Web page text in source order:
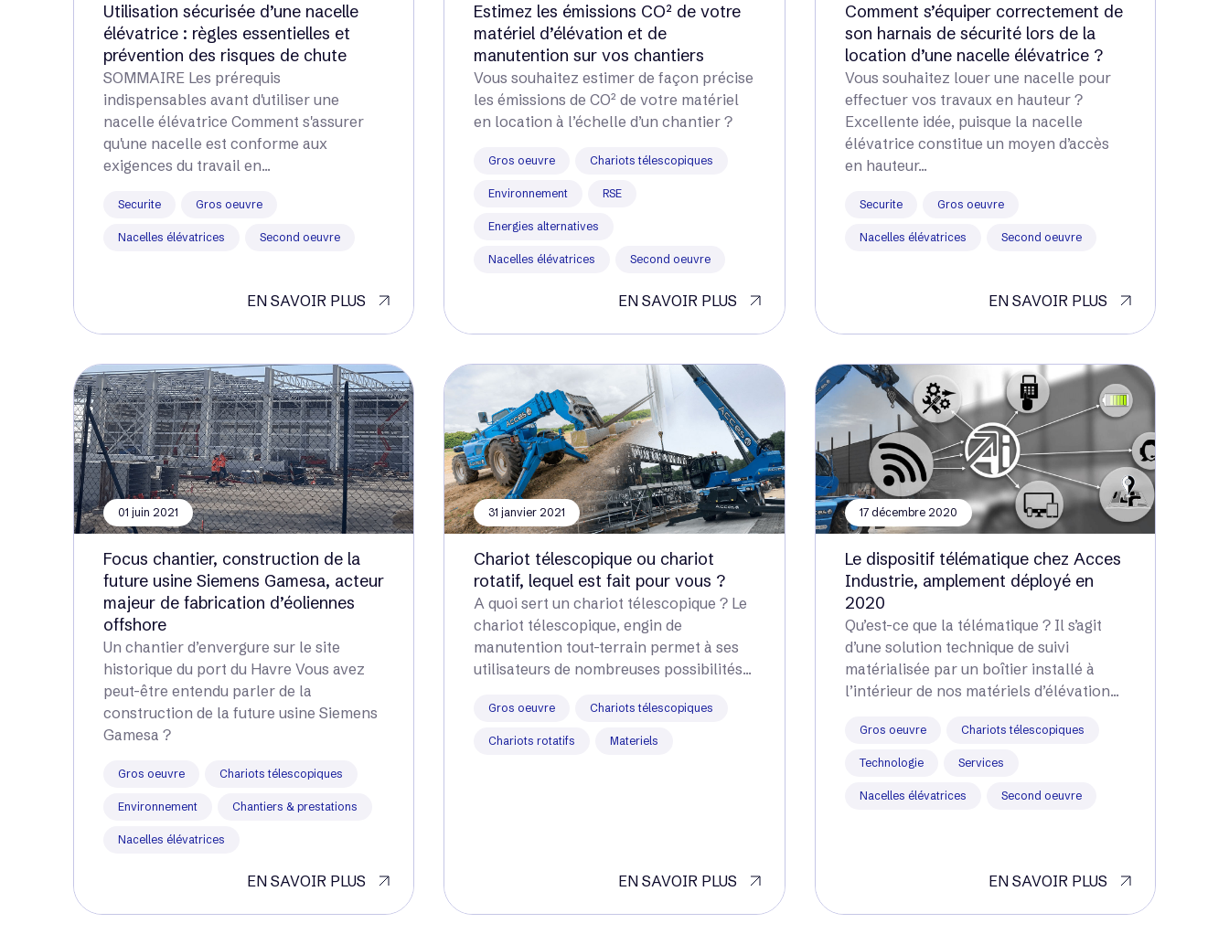
Utilisation sécurisée d’une nacelle
élévatrice : règles essentielles et
prévention des risques de chute
SOMMAIRE Les prérequis
indispensables avant d'utiliser une
nacelle élévatrice Comment s'assurer
qu'une nacelle est conforme aux
exigences du travail en...
Securite Gros oeuvre
Nacelles élévatrices Second oeuvre
EN SAVOIR PLUS
Estimez les émissions CO² de votre
matériel d’élévation et de
manutention sur vos chantiers
Vous souhaitez estimer de façon précise
les émissions de CO² de votre matériel
en location à l’échelle d’un chantier ?
Gros oeuvre Chariots télescopiques
Environnement RSE
Energies alternatives
Nacelles élévatrices Second oeuvre
EN SAVOIR PLUS
Comment s’équiper correctement de
son harnais de sécurité lors de la
location d’une nacelle élévatrice ?
Vous souhaitez louer une nacelle pour
effectuer vos travaux en hauteur ?
Excellente idée, puisque la nacelle
élévatrice constitue un moyen d’accès
en hauteur...
Securite Gros oeuvre
Nacelles élévatrices Second oeuvre
EN SAVOIR PLUS
01 juin 2021
Focus chantier, construction de la
future usine Siemens Gamesa, acteur
majeur de fabrication d’éoliennes
offshore
Un chantier d’envergure sur le site
historique du port du Havre Vous avez
peut-être entendu parler de la
construction de la future usine Siemens
Gamesa ?
Gros oeuvre Chariots télescopiques
Environnement Chantiers & prestations
Nacelles élévatrices
EN SAVOIR PLUS
31 janvier 2021
Chariot télescopique ou chariot
rotatif, lequel est fait pour vous ?
A quoi sert un chariot télescopique ? Le
chariot télescopique, engin de
manutention tout-terrain permet à ses
utilisateurs de nombreuses possibilités...
Gros oeuvre Chariots télescopiques
Chariots rotatifs Materiels
EN SAVOIR PLUS
17 décembre 2020
Le dispositif télématique chez Acces
Industrie, amplement déployé en
2020
Qu’est-ce que la télématique ? Il s’agit
d’une solution technique de suivi
matérialisée par un boîtier installé à
l’intérieur de nos matériels d’élévation...
Gros oeuvre Chariots télescopiques
Technologie Services
Nacelles élévatrices Second oeuvre
EN SAVOIR PLUS